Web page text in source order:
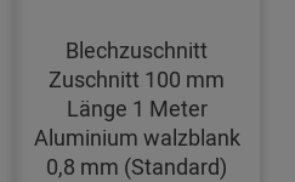
Blechzuschnitt
Zuschnitt 100 mm
Länge 1 Meter
Aluminium walzblank
0,8 mm (Standard)